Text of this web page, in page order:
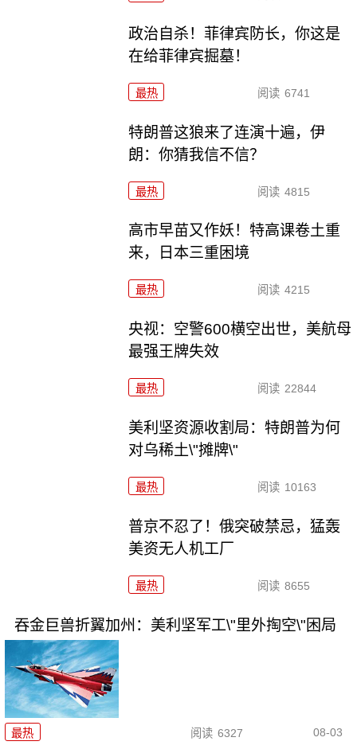
政治自杀！菲律宾防长，你这是
在给菲律宾掘墓！
最热 阅读 6741
特朗普这狼来了连演十遍，伊
朗：你猜我信不信？
最热 阅读 4815
高市早苗又作妖！特高课卷土重
来，日本三重困境
最热 阅读 4215
央视：空警600横空出世，美航母
最强王牌失效
最热 阅读 22844
美利坚资源收割局：特朗普为何
对乌稀土\"摊牌\"
最热 阅读 10163
普京不忍了！俄突破禁忌，猛轰
美资无人机工厂
最热 阅读 8655
吞金巨兽折翼加州：美利坚军工\"里外掏空\"困局
最热 阅读 6327 08-03